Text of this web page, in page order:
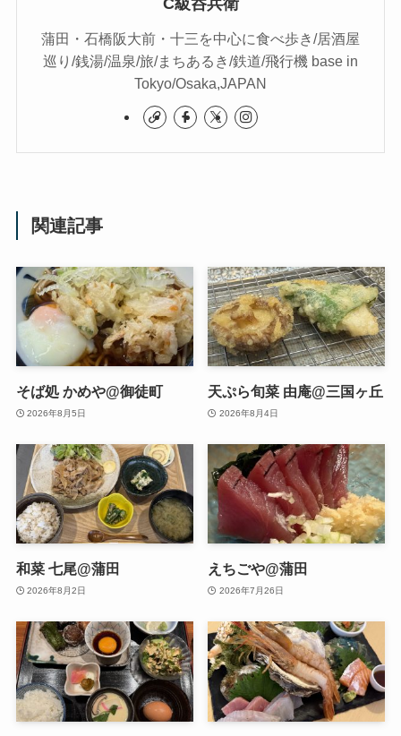
蒲田・石橋阪大前・十三を中心に食べ歩き/居酒屋
巡り/銭湯/温泉/旅/まちあるき/鉄道/飛行機 base in
Tokyo/Osaka,JAPAN
関連記事
そば処 かめや@御徒町
2026年8月5日
天ぷら旬菜 由庵@三国ヶ丘
2026年8月4日
和菜 七尾@蒲田
2026年8月2日
えちごや@蒲田
2026年7月26日